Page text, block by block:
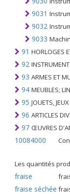
9031 Instruments,
9032
9033 Machines et
91 HORLOGES
92 INSTRUMENTS
93 ARMES ET
94 MEUBLES; LINGE, MATELAS, SUPPORTS DE MATELAS,
95 JOUETS, JEUX
96 ARTICLES
97 ŒUVRES
10084000 Considéré
Les quantités produits restent modestes, mais cette plante présente malgré tout de
fraise
fraise séchée